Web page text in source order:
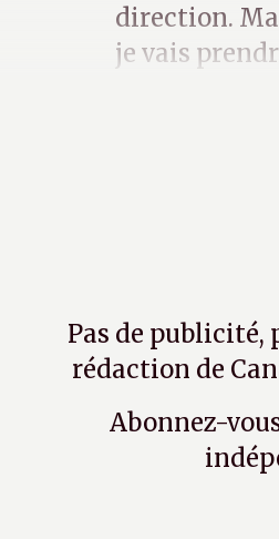
direction.
je vais
Pas de publicité,
rédaction de
Abonnez-